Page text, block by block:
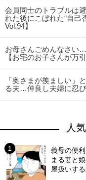
会員同士のトラブルは
れた後にこぼれた“自己
Vol.94】
お母さんごめんなさい
【お宅のお子さんが万
「奥さまが羨ましい」
る夫…仲良し夫婦に忍
人
義母の便
まる妻と
屋扱いする